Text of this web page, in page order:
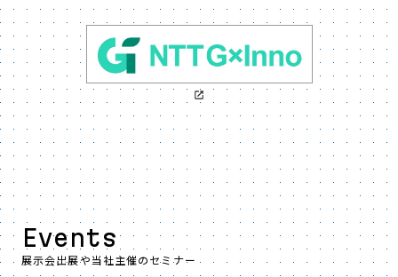
Events
展示会出展や当社主催のセミナー